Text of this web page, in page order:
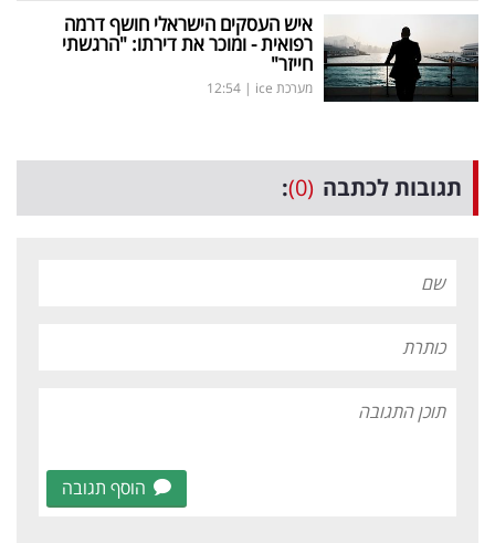
איש העסקים הישראלי חושף דרמה
רפואית - ומוכר את דירתו: "הרגשתי
חייזר"
מערכת ice |
12:54
תגובות לכתבה (0)
:
הוסף תגובה